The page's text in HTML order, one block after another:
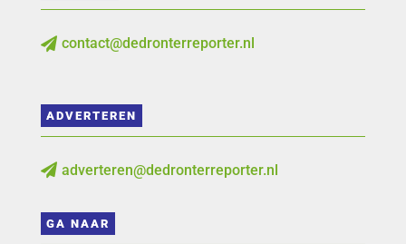
 contact@dedronterreporter.nl
ADVERTEREN
 adverteren@dedronterreporter.nl
GA NAAR